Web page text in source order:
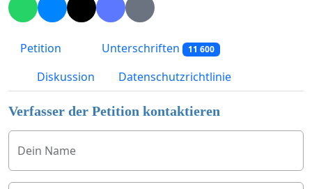
Petition Unterschriften 11 600
Diskussion Datenschutzrichtlinie
Verfasser der Petition kontaktieren
Dein Name